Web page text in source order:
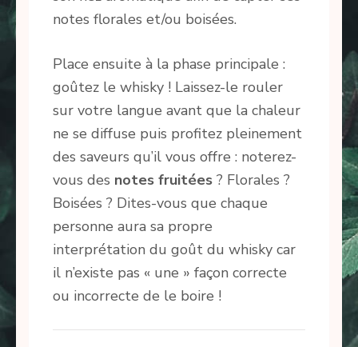
notes florales et/ou boisées.
Place ensuite à la phase principale :
goûtez le whisky ! Laissez-le rouler
sur votre langue avant que la chaleur
ne se diffuse puis profitez pleinement
des saveurs qu’il vous offre : noterez-
vous des notes fruitées ? Florales ?
Boisées ? Dites-vous que chaque
personne aura sa propre
interprétation du goût du whisky car
il n’existe pas « une » façon correcte
ou incorrecte de le boire !